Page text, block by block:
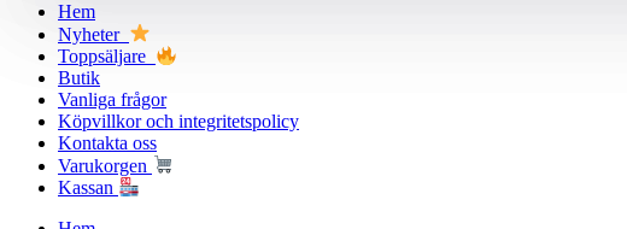
Hem
Nyheter
Toppsäljare
Butik
Vanliga frågor
Köpvillkor och integritetspolicy
Kontakta oss
Varukorgen
Kassan